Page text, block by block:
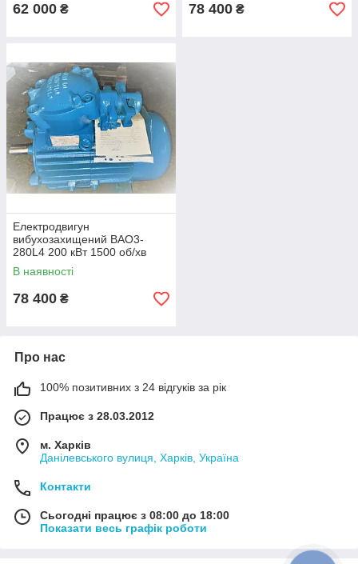
62 000 ₴ 78 400 ₴
Електродвигун
вибухозахищений ВАО3-
280L4 200 кВт 1500 об/хв
(200/1500)
В наявності
78 400 ₴
Про нас
100% позитивних з 24 відгуків за рік
Працює з 28.03.2012
м. Харків
Данілевського вулиця, Харків, Україна
Контакти
Сьогодні працює з 08:00 до 18:00
Показати весь графік роботи